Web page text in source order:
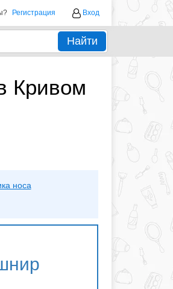
Регистрация Вход
Найти
Кривом
носа